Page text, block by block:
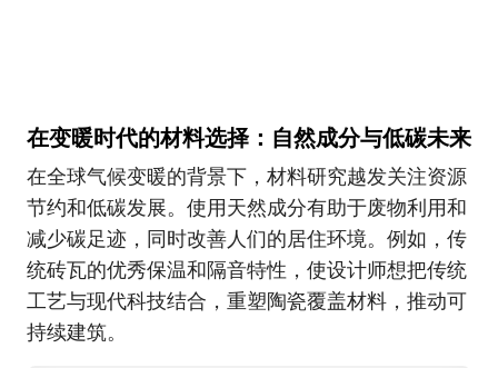
在变暖时代的材料选择：自然成分与低碳未来
在全球气候变暖的背景下，材料研究越发关注资源
节约和低碳发展。使用天然成分有助于废物利用和
减少碳足迹，同时改善人们的居住环境。例如，传
统砖瓦的优秀保温和隔音特性，使设计师想把传统
工艺与现代科技结合，重塑陶瓷覆盖材料，推动可
持续建筑。